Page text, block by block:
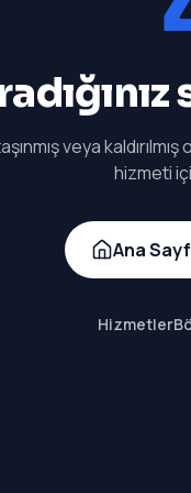
veya
hizmeti
Ana
Hizmetler